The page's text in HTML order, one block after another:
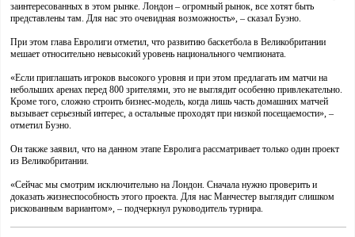
заинтересованных в этом рынке. Лондон – огромный рынок, все хотят быть
представлены там. Для нас это очевидная возможность», – сказал Буэно.
При этом глава Евролиги отметил, что развитию баскетбола в Великобритании
мешает относительно невысокий уровень национального чемпионата.
«Если приглашать игроков высокого уровня и при этом предлагать им матчи на
небольших аренах перед 800 зрителями, это не выглядит особенно привлекательно.
Кроме того, сложно строить бизнес-модель, когда лишь часть домашних матчей
вызывает серьезный интерес, а остальные проходят при низкой посещаемости», –
отметил Буэно.
Он также заявил, что на данном этапе Евролига рассматривает только один проект
из Великобритании.
«Сейчас мы смотрим исключительно на Лондон. Сначала нужно проверить и
доказать жизнеспособность этого проекта. Для нас Манчестер выглядит слишком
рискованным вариантом», – подчеркнул руководитель турнира.